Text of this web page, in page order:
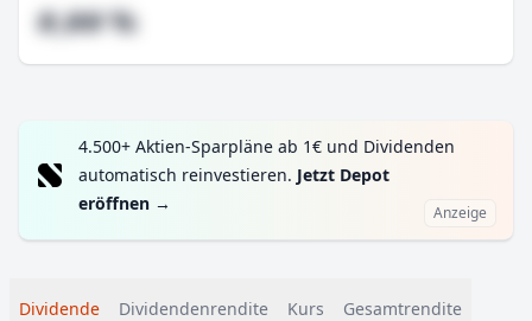
#,## %
4.500+ Aktien-Sparpläne ab 1€ und Dividenden
automatisch reinvestieren. Jetzt Depot
eröffnen → Anzeige
Dividende Dividendenrendite Kurs Gesamtrendite